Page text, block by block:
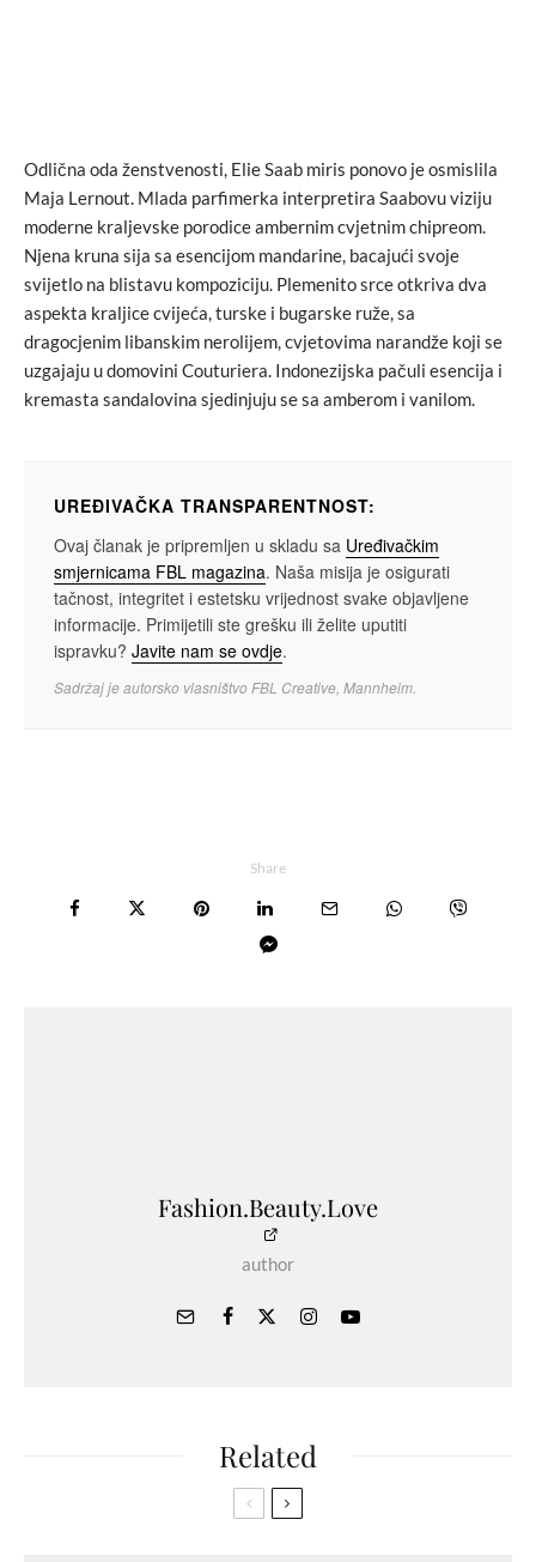
Odlična oda ženstvenosti, Elie Saab miris ponovo je osmislila
Maja Lernout. Mlada parfimerka interpretira Saabovu viziju
moderne kraljevske porodice ambernim cvjetnim chipreom.
Njena kruna sija sa esencijom mandarine, bacajući svoje
svijetlo na blistavu kompoziciju. Plemenito srce otkriva dva
aspekta kraljice cvijeća, turske i bugarske ruže, sa
dragocjenim libanskim nerolijem, cvjetovima narandže koji se
uzgajaju u domovini Couturiera. Indonezijska pačuli esencija i
kremasta sandalovina sjedinjuju se sa amberom i vanilom.
UREĐIVAČKA TRANSPARENTNOST:
Ovaj članak je pripremljen u skladu sa Uređivačkim
smjernicama FBL magazina. Naša misija je osigurati
tačnost, integritet i estetsku vrijednost svake objavljene
informacije. Primijetili ste grešku ili želite uputiti
ispravku? Javite nam se ovdje.
Sadržaj je autorsko vlasništvo FBL Creative, Mannheim.
Share
Fashion.Beauty.Love
author
Related